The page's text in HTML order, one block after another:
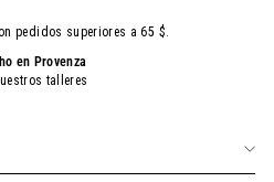
pedidos superiores a 65 $.
en Provenza
talleres